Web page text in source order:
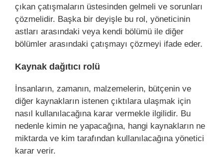
çıkan çatışmaların üstesinden gelmeli ve sorunları
çözmelidir. Başka bir deyişle bu rol, yöneticinin
astları arasındaki veya kendi bölümü ile diğer
bölümler arasındaki çatışmayı çözmeyi ifade eder.
Kaynak dağıtıcı rolü
İnsanların, zamanın, malzemelerin, bütçenin ve
diğer kaynakların istenen çıktılara ulaşmak için
nasıl kullanılacağına karar vermekle ilgilidir. Bu
nedenle kimin ne yapacağına, hangi kaynakların ne
miktarda ve kim tarafından kullanılacağına yönetici
karar verir.